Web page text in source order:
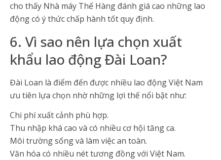
cho thấy Nhà máy Thế Hàng đánh giá cao những lao
động có ý thức chấp hành tốt quy định.
6. Vì sao nên lựa chọn xuất
khẩu lao động Đài Loan?
Đài Loan là điểm đến được nhiều lao động Việt Nam
ưu tiên lựa chọn nhờ những lợi thế nổi bật như:
Chi phí xuất cảnh phù hợp.
Thu nhập khá cao và có nhiều cơ hội tăng ca.
Môi trường sống và làm việc an toàn.
Văn hóa có nhiều nét tương đồng với Việt Nam.